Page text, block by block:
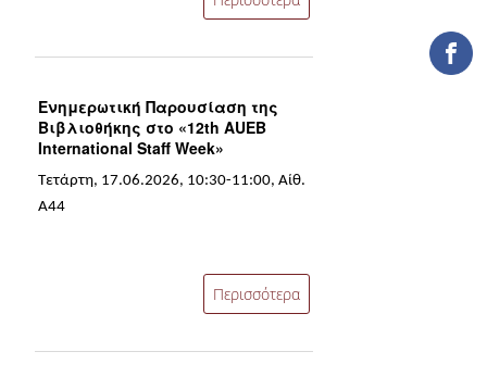
ΑΚΑΔΗΜΑΪΚΗ ΓΩΝΙΑ
ΣΥΝΕΡΓΕΙΕΣ
Ενημερωτική Παρουσίαση της
Βιβλιοθήκης στο «12th AUEB
International Staff Week»
Τετάρτη, 17.06.2026, 10:30-11:00, Αίθ.
Α44
Περισσότερα